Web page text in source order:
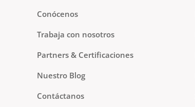
Conócenos
Trabaja con nosotros
Partners & Certificaciones
Nuestro Blog
Contáctanos